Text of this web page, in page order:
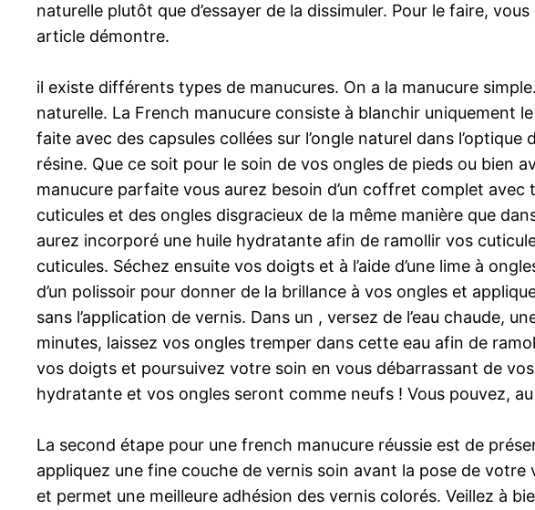
naturelle plutôt que d’essayer de la dissimuler. Pour le faire,
article démontre.
il existe différents types de manucures. On a la manucure
naturelle. La French manucure consiste à blanchir uniquement
faite avec des capsules collées sur l’ongle naturel dans
résine. Que ce soit pour le soin de vos ongles de pieds ou bien
manucure parfaite vous aurez besoin d’un coffret complet
cuticules et des ongles disgracieux de la même manière que
aurez incorporé une huile hydratante afin de ramollir vos
cuticules. Séchez ensuite vos doigts et à l’aide d’une lime à
d’un polissoir pour donner de la brillance à vos ongles et
sans l’application de vernis. Dans un , versez de l’eau chaude,
minutes, laissez vos ongles tremper dans cette eau afin de
vos doigts et poursuivez votre soin en vous débarrassant de
hydratante et vos ongles seront comme neufs ! Vous pouvez,
La second étape pour une french manucure réussie est de
appliquez une fine couche de vernis soin avant la pose de
et permet une meilleure adhésion des vernis colorés. Veillez à